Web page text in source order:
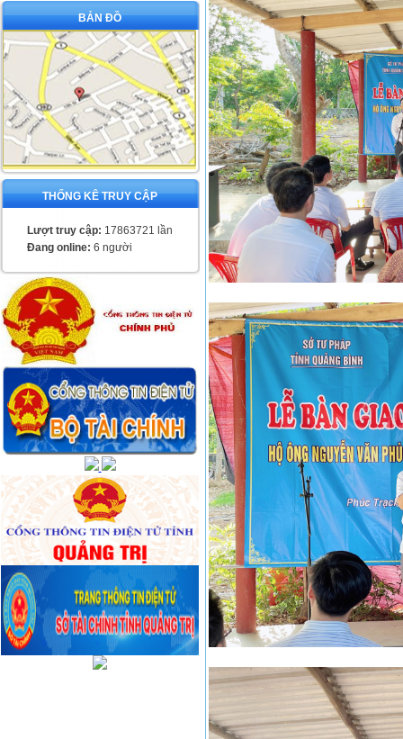
BẢN ĐỒ
THỐNG KÊ TRUY CẬP
Lượt truy cập: 17863721 lần
Đang online: 6 người